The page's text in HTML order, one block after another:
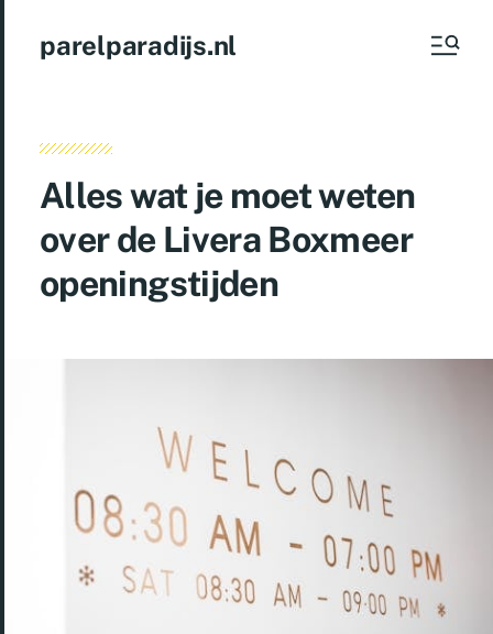
parelparadijs.nl
Alles wat je moet weten
over de Livera Boxmeer
openingstijden